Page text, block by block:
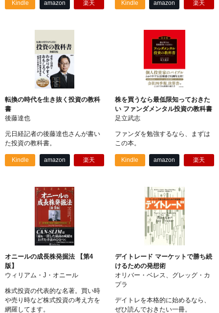
Kindle amazon 楽天 Kindle amazon 楽天
転換の時代を生き抜く投資の教科
書
後藤達也
元日経記者の後藤達也さんが書い
た投資の教科書。
Kindle amazon 楽天
株を買うなら最低限知っておきた
い ファンダメンタル投資の教科書
足立武志
ファンダを勉強するなら、まずは
この本。
Kindle amazon 楽天
オニールの成長株発掘法 【第4
版】
ウィリアム・J・オニール
株式投資の代表的な名著。買い時
や売り時など株式投資の考え方を
網羅してます。
デイトレード マーケットで勝ち続
けるための発想術
オリバー・ベレス、グレッグ・カ
プラ
デイトレを本格的に始めるなら、
ぜひ読んでおきたい一冊。